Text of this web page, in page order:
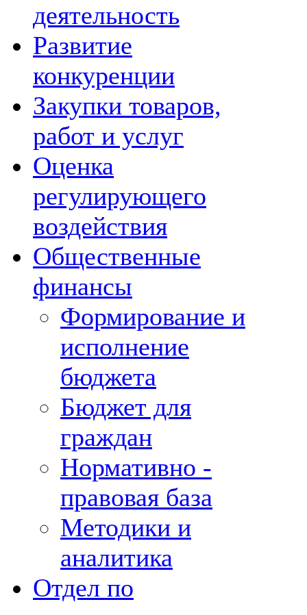
деятельность
Развитие
конкуренции
Закупки товаров,
работ и услуг
Оценка
регулирующего
воздействия
Общественные
финансы
Формирование и
исполнение
бюджета
Бюджет для
граждан
Нормативно -
правовая база
Методики и
аналитика
Отдел по